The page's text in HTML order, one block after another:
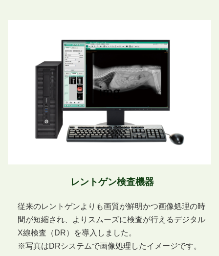
レントゲン検査機器
従来のレントゲンよりも画質が鮮明かつ画像処理の時
間が短縮され、よりスムーズに検査が行えるデジタル
X線検査（DR）を導入しました。
※写真はDRシステムで画像処理したイメージです。